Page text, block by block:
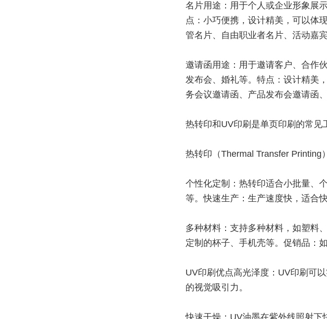
名片用途：用于个人或企业形象展
点：小巧便携，设计精美，可以体
管名片、自由职业者名片、活动嘉宾
邀请函用途：用于邀请客户、合作
发布会、婚礼等。特点：设计精美
务会议邀请函、产品发布会邀请函
热转印和UV印刷是单页印刷的常见
热转印（Thermal Transfer Printing
个性化定制：热转印适合小批量、
等。快速生产：生产速度快，适合快
多种材料：支持多种材料，如塑料
定制的杯子、手机壳等。促销品：
UV印刷优点高光泽度：UV印刷可
的视觉吸引力。
快速干燥：UV油墨在紫外线照射下